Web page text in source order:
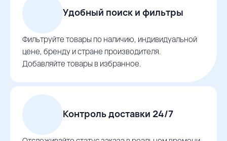
Удобный поиск и фильтры
Фильтруйте товары по наличию, индивидуальной
цене, бренду и стране производителя.
Добавляйте товары в избранное.
Контроль доставки 24/7